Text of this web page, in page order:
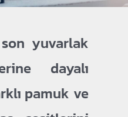
yuvarlak
dayalı
pamuk ve